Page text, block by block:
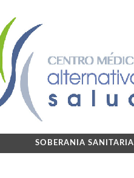
SOBERANIA SANITARIA